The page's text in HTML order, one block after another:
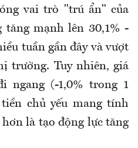
vai trò "trú ẩn" của
mạnh lên 30,1% -
tuần gần đây và vượt
trường. Tuy nhiên, giá
ngang (-1,0% trong 1
chủ yếu mang tính
là tạo động lực tăng